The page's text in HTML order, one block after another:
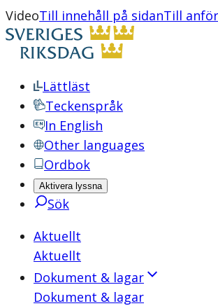
VideoTill innehåll på sidanTill
Lättläst
Teckenspråk
In English
Other languages
Ordbok
Aktivera lyssna
Sök
Aktuellt
Aktuellt
Dokument & lagar
Dokument & lagar